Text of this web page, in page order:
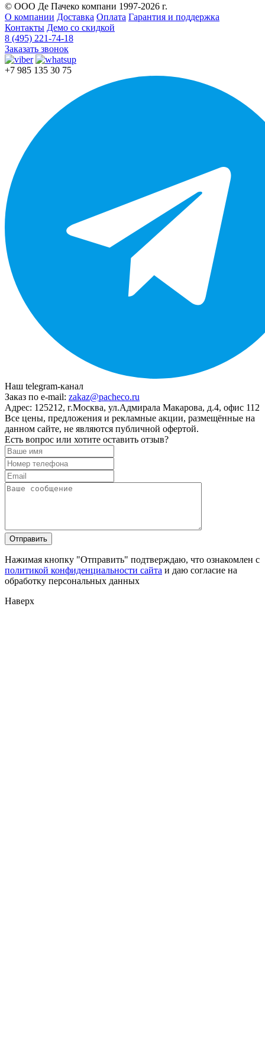
© ООО Де Пачеко компани 1997-2026 г.
О компании Доставка Оплата Гарантия и поддержка
Контакты Демо со скидкой
8 (495) 221-74-18
Заказать звонок
+7 985 135 30 75
Наш telegram-канал
Заказ по e-mail: zakaz@pacheco.ru
Адрес: 125212, г.Москва, ул.Адмирала Макарова, д.4, офис 112
Все цены, предложения и рекламные акции, размещённые на
данном сайте, не являются публичной офертой.
Есть вопрос или хотите оставить отзыв?
Нажимая кнопку "Отправить" подтверждаю, что ознакомлен с
политикой конфиденциальности сайта и даю согласие на
обработку персональных данных
Наверх